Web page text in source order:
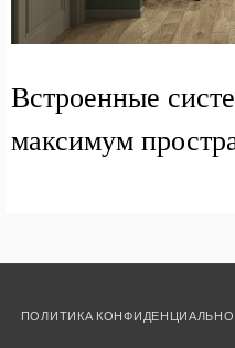
Встроенные
максимум
ПОЛИТИКА